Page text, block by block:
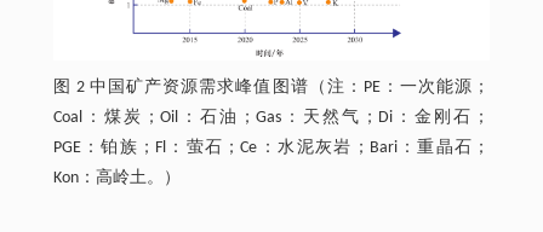
图 2 中国矿产资源需求峰值图谱（注：PE：一次能源；
Coal：煤炭；Oil：石油；Gas：天然气；Di：金刚石；
PGE：铂族；Fl：萤石；Ce：水泥灰岩；Bari：重晶石；
Kon：高岭土。）